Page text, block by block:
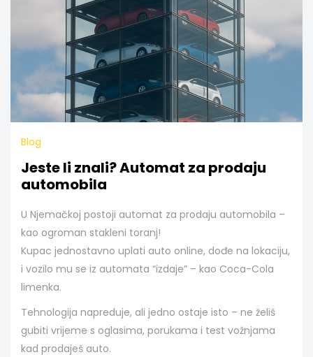
Blog
Jeste li znali? Automat za prodaju
automobila
U Njemačkoj postoji automat za prodaju automobila –
kao ogroman stakleni toranj!
Kupac jednostavno uplati auto online, dođe na lokaciju,
i vozilo mu se iz automata “izdaje” – kao Coca-Cola
limenka.
Tehnologija napreduje, ali jedno ostaje isto – ne želiš
gubiti vrijeme s oglasima, porukama i test vožnjama
kad prodaješ auto.